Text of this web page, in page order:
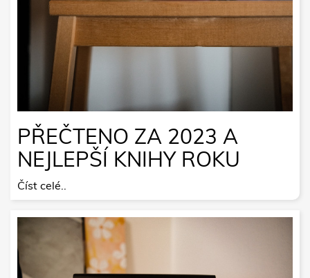
PŘEČTENO ZA 2023 A
NEJLEPŠÍ KNIHY ROKU
Číst celé..